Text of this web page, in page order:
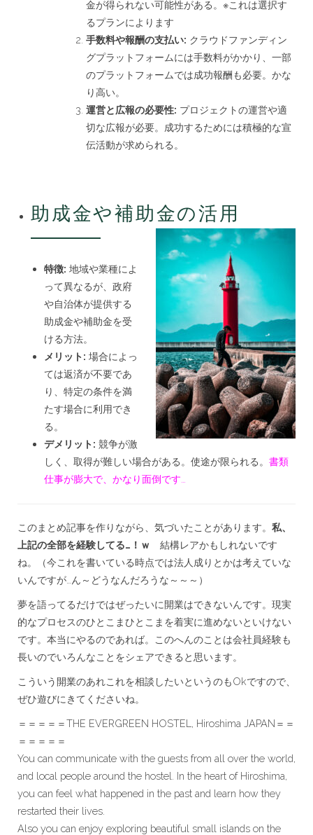
金が得られない可能性がある。※これは選択す
るプランによります
手数料や報酬の支払い: クラウドファンディン
グプラットフォームには手数料がかかり、一部
のプラットフォームでは成功報酬も必要。かな
り高い。
運営と広報の必要性: プロジェクトの運営や適
切な広報が必要。成功するためには積極的な宣
伝活動が求められる。
助成金や補助金の活用
特徴: 地域や業種によ
って異なるが、政府
や自治体が提供する
助成金や補助金を受
ける方法。
メリット: 場合によっ
ては返済が不要であ
り、特定の条件を満
たす場合に利用でき
る。
デメリット: 競争が激
しく、取得が難しい場合がある。使途が限られる。書類
仕事が膨大で、かなり面倒です…
このまとめ記事を作りながら、気づいたことがあります。 私、
上記の全部を経験してる…！ｗ
結構レアかもしれないです
ね。（今これを書いている時点では法人成りとかは考えていな
いんですが…ん～どうなんだろうな～～～）
夢を語ってるだけではぜったいに開業はできないんです。現実
的なプロセスのひとこまひとこまを着実に進めないといけない
です。本当にやるのであれば。このへんのことは会社員経験も
長いのでいろんなことをシェアできると思います。
こういう開業のあれこれを相談したいというのもOkですので、
ぜひ遊びにきてくださいね。
＝＝＝＝＝THE EVERGREEN HOSTEL, Hiroshima JAPAN＝＝
＝＝＝＝＝
You can communicate with the guests from all over the world,
and local people around the hostel. In the heart of Hiroshima,
you can feel what happened in the past and learn how they
restarted their lives.
Also you can enjoy exploring beautiful small islands on the